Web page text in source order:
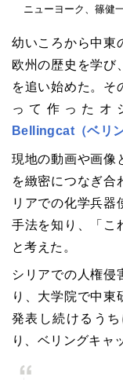
ニューヨーク、篠健
幼いころから中東
欧州の歴史を学び
を追い始めた。そ
って作ったオ
Bellingcat（ベリ
現地の動画や画像
を緻密につなぎ合
リアでの化学兵器
手法を知り、「こ
と考えた。
シリアでの人権侵
り、大学院で中東
発表し続けるう
り、ベリングキャ